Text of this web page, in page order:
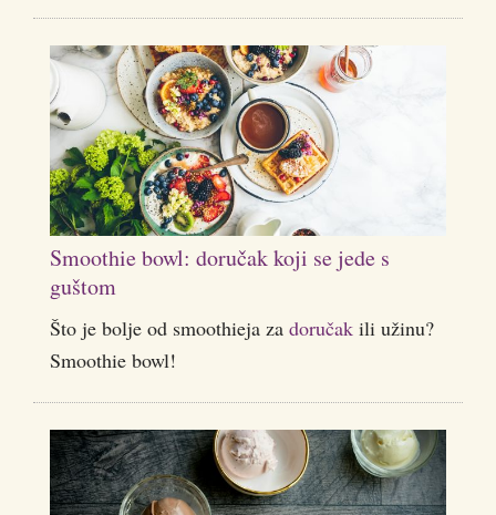
Smoothie bowl: doručak koji se jede s
guštom
Što je bolje od smoothieja za doručak ili užinu?
Smoothie bowl!